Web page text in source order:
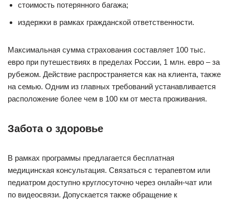
стоимость потерянного багажа;
издержки в рамках гражданской ответственности.
Максимальная сумма страхования составляет 100 тыс.
евро при путешествиях в пределах России, 1 млн. евро – за
рубежом. Действие распространяется как на клиента, также
на семью. Одним из главных требований устанавливается
расположение более чем в 100 км от места проживания.
Забота о здоровье
В рамках программы предлагается бесплатная
медицинская консультация. Связаться с терапевтом или
педиатром доступно круглосуточно через онлайн-чат или
по видеосвязи. Допускается также обращение к